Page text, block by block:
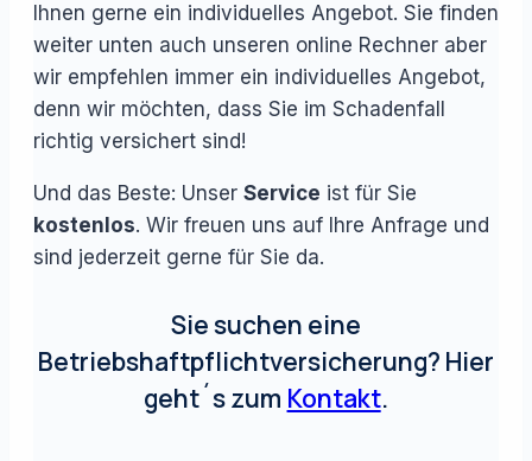
Ihnen gerne ein individuelles Angebot. Sie finden
weiter unten auch unseren online Rechner aber
wir empfehlen immer ein individuelles Angebot,
denn wir möchten, dass Sie im Schadenfall
richtig versichert sind!
Und das Beste: Unser Service ist für Sie
kostenlos. Wir freuen uns auf Ihre Anfrage und
sind jederzeit gerne für Sie da.
Sie suchen eine
Betriebshaftpflichtversicherung? Hier
geht´s zum Kontakt.